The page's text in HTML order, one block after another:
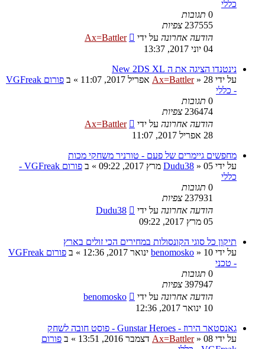
כללי
0 תגובות
237555 צפיות
הודעה אחרונה על ידי
Ax=Battler
04 יוני 2017, 13:37
נינטנדו הציגה את ה New 2DS XL
על ידי
Ax=Battler» 28 אפריל 2017, 11:07 » ב
פורום VGFreak
- כללי
0 תגובות
236474 צפיות
הודעה אחרונה על ידי
Ax=Battler
28 אפריל 2017, 11:07
מחפשים גיימרים של פעם - טורניר משחקי מכות
על ידי
Dudu38 » 05 מרץ 2017, 09:22 » ב
פורום VGFreak -
כללי
0 תגובות
237931 צפיות
הודעה אחרונה על ידי
Dudu38
05 מרץ 2017, 09:22
תיקון כל סוגי הקונסולות במחירים הכי זולים בארץ
על ידי
benomosko » 10 ינואר 2017, 12:36 » ב
פורום VGFreak
- טכני
0 תגובות
397947 צפיות
הודעה אחרונה על ידי
benomosko
10 ינואר 2017, 12:36
גאנסטאר הירוז - Gunstar Heroes - פוסט חובה לשחק
על ידי
Ax=Battler» 08 דצמבר 2016, 13:51 » ב פורום